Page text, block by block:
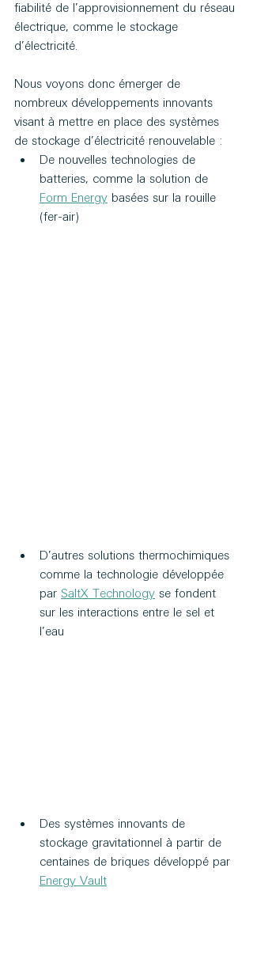
fiabilité de l’approvisionnement du réseau
électrique, comme le stockage
d’électricité.
Nous voyons donc émerger de
nombreux développements innovants
visant à mettre en place des systèmes
de stockage d’électricité renouvelable :
De nouvelles technologies de
batteries, comme la solution de
Form Energy basées sur la rouille
(fer-air)
D’autres solutions thermochimiques
comme la technologie développée
par SaltX Technology se fondent
sur les interactions entre le sel et
l’eau
Des systèmes innovants de
stockage gravitationnel à partir de
centaines de briques développé par
Energy Vault